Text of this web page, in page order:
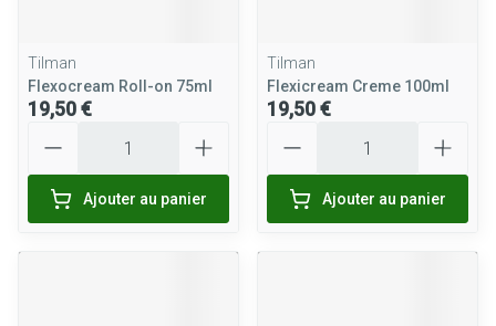
Tilman
Flexocream Roll-on 75ml
19,50 €
Ajouter au panier
Tilman
Flexicream Creme 100ml
19,50 €
Ajouter au panier